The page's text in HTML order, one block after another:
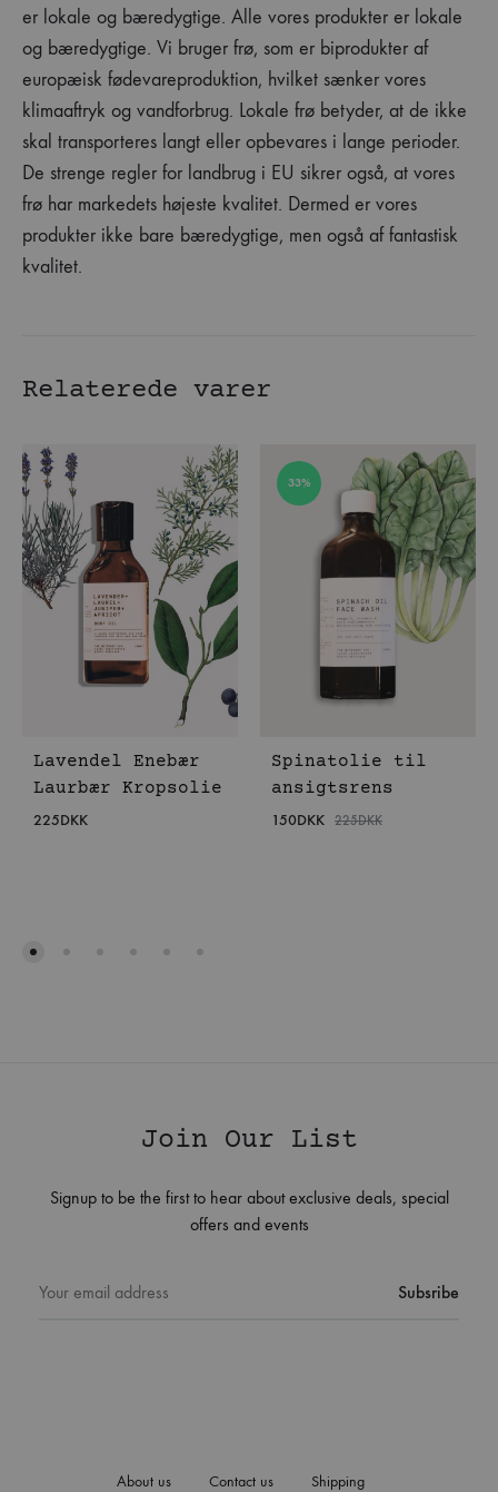
er lokale og bæredygtige. Alle vores produkter er lokale
og bæredygtige. Vi bruger frø, som er biprodukter af
europæisk fødevareproduktion, hvilket sænker vores
klimaaftryk og vandforbrug. Lokale frø betyder, at de ikke
skal transporteres langt eller opbevares i lange perioder.
De strenge regler for landbrug i EU sikrer også, at vores
frø har markedets højeste kvalitet. Dermed er vores
produkter ikke bare bæredygtige, men også af fantastisk
kvalitet.
Relaterede varer
Lavendel Enebær
Laurbær Kropsolie
225DKK
33%
Spinatolie til
ansigtsrens
150DKK 225DKK
Join Our List
Signup to be the first to hear about exclusive deals, special
offers and events
About us Contact us Shipping